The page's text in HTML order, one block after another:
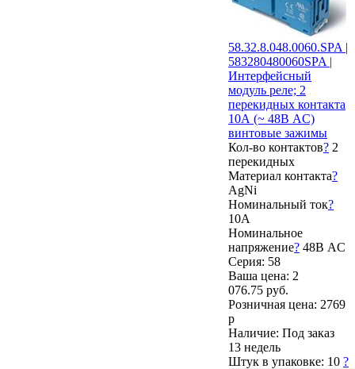
58.32.8.048.0060.SPA |
583280480060SPA |
Интерфейсный
модуль реле; 2
перекидных контакта
10А (~ 48В AC)
винтовые зажимы
Кол-во контактов? 2
перекидных
Материал контакта?
AgNi
Номинальный ток?
10А
Номинальное
напряжение? 48В AC
Серия: 58
Ваша цена: 2
076.75 руб.
Розничная цена: 2769
р
Наличие: Под заказ
13 недель
Штук в упаковке: 10 ?